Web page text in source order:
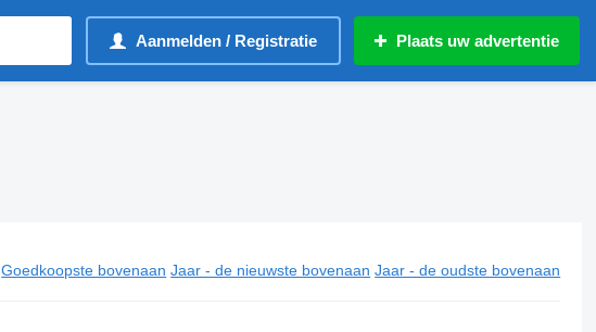
Aanmelden / Registratie Plaats uw advertentie
Goedkoopste bovenaan Jaar - de nieuwste bovenaan Jaar - de oudste bovenaan